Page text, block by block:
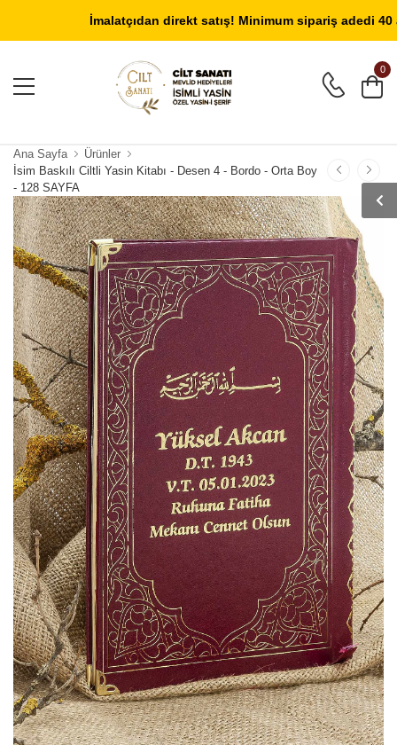
İmalatçıdan direkt satış! Minimum sipariş adedi 40
Giriş Yap Üye Ol
0
Ana Sayfa
Ürünler
İsim Baskılı Ciltli Yasin Kitabı - Desen 4 - Bordo - Orta Boy
- 128 SAYFA